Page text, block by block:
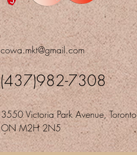
cowa.mkt@gmail.com
(437)982-7308
3550 Victoria Park Avenue, Toronto
ON M2H 2N5